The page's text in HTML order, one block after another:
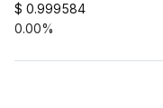
$ 0.999584
0.00%